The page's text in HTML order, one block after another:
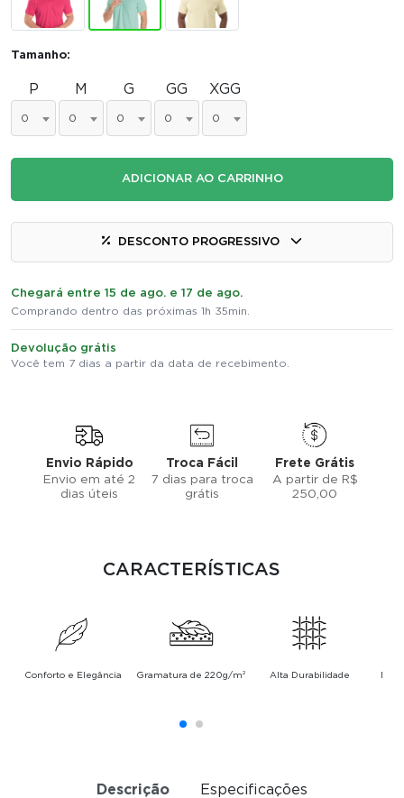
Tamanho:
P
0
M
0
G
0
GG
0
XGG
0
ADICIONAR AO CARRINHO
DESCONTO PROGRESSIVO
Chegará entre 15 de ago. e 17 de ago.
Comprando dentro das próximas 1h 35min.
Devolução grátis
Você tem 7 dias a partir da data de recebimento.
Envio Rápido
Envio em até 2
dias úteis
Troca Fácil
7 dias para troca
grátis
Frete Grátis
A partir de R$
250,00
CARACTERÍSTICAS
Conforto e Elegância Gramatura de 220g/m² Alta Durabilidade
Descrição Especificações